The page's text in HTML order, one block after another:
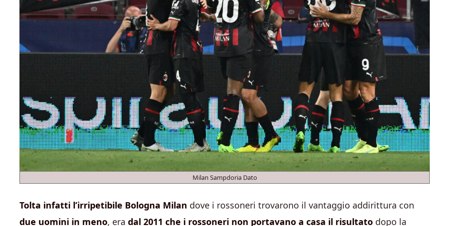
Milan Sampdoria Dato
Tolta infatti l’irripetibile Bologna Milan dove i rossoneri trovarono il vantaggio addirittura con
due uomini in meno, era dal 2011 che i rossoneri non portavano a casa il risultato dopo la